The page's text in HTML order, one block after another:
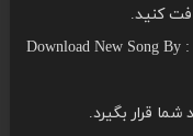
کنید.
Download New Song By
شما قرار بگیرد.